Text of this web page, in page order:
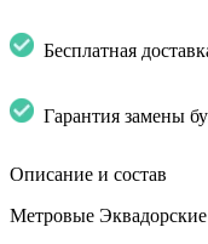
Бесплатная
Гарантия замены
Описание и состав
Метровые Эквадорские